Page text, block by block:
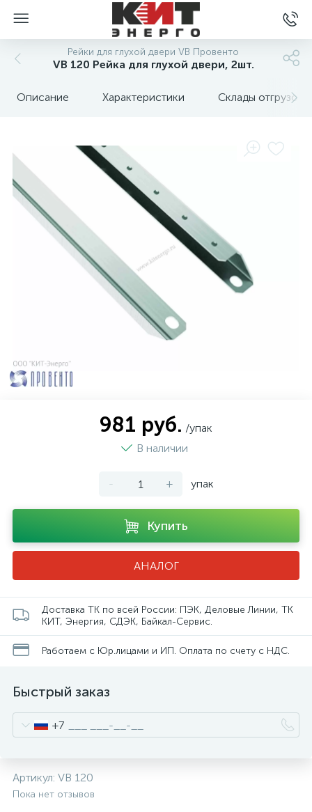
Рейки для глухой двери VB Провенто
VB 120 Рейка для глухой двери, 2шт.
Описание Характеристики Склады отгрузок
981 руб. /упак
В наличии
- + упак
Купить
АНАЛОГ
Доставка ТК по всей России: ПЭК, Деловые Линии, ТК
КИТ, Энергия, СДЭК, Байкал-Сервис.
Работаем с Юр.лицами и ИП. Оплата по счету с НДС.
Быстрый заказ
+7
Артикул: VB 120
Пока нет отзывов